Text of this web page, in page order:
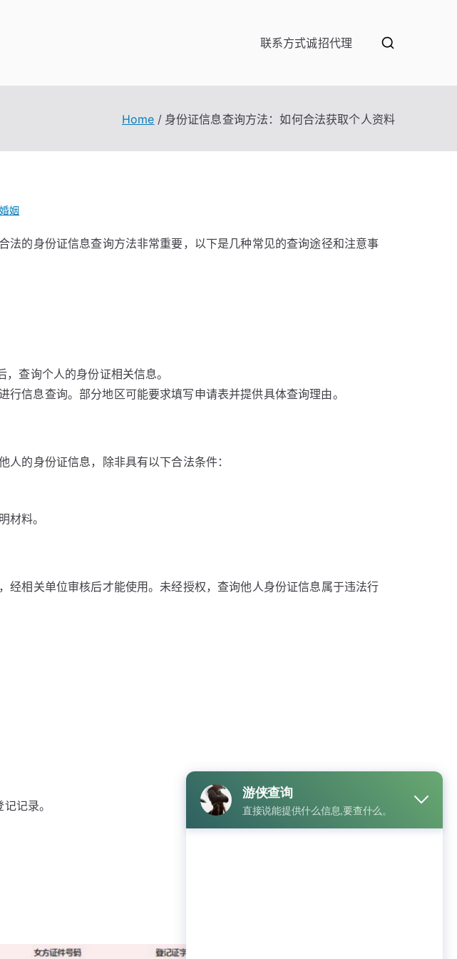
联系方式诚招代理
Home 身份证信息查询方法：如何合法获取个人资料
姻
的身份证信息查询方法非常重要，以下是几种常见的查询途径和注意事
查询个人的身份证相关信息。
信息查询。部分地区可能要求填写申请表并提供具体查询理由。
的身份证信息，除非具有以下合法条件：
材料。
相关单位审核后才能使用。未经授权，查询他人身份证信息属于违法行
记录。